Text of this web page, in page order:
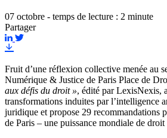
07 octobre - temps de lecture : 2 minute
Partager
Fruit d’une réflexion collective menée au
Numérique & Justice de Paris Place de
aux défis du droit », édité par LexisNexis,
transformations induites par l’intelligence
juridique et propose 29 recommandations
de Paris – une puissance mondiale de droit